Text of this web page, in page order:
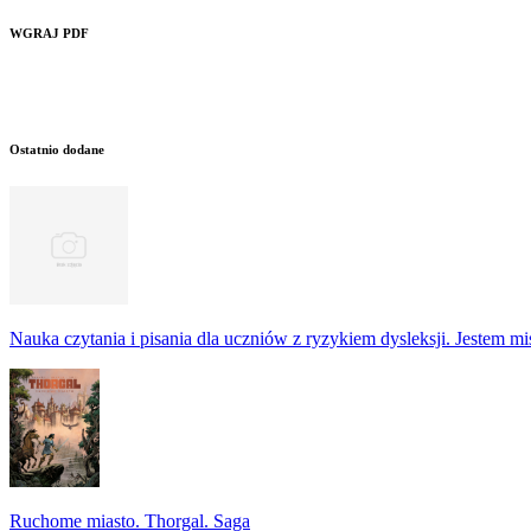
WGRAJ PDF
Ostatnio dodane
Nauka czytania i pisania dla uczniów z ryzykiem dysleksji. Jestem
Ruchome miasto. Thorgal. Saga